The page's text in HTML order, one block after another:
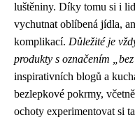
luštěniny. Díky tomu si i
vychutnat oblíbená jídla,
komplikací. Důležité je
produkty s označením
inspirativních blogů a
bezlepkové pokrmy,
ochoty experimentovat si